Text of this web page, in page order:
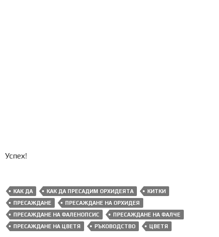
Успех!
КАК ДА КАК ДА ПРЕСАДИМ ОРХИДЕЯТА
КИТКИ
ПРЕСАЖДАНЕ
ПРЕСАЖДАНЕ НА ОРХИДЕЯ
ПРЕСАЖДАНЕ НА ФАЛЕНОПСИС
ПРЕСАЖДАНЕ НА ФАЛЧЕ
ПРЕСАЖДАНЕ НА ЦВЕТЯ
РЪКОВОДСТВО ЦВЕТЯ